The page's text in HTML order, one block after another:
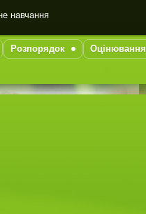
навчання
Розпорядок Оцінювання